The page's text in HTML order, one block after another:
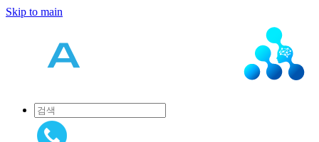
Skip to main